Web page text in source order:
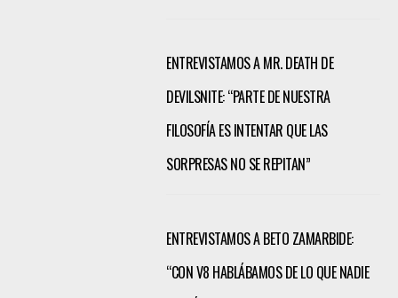
ENTREVISTAMOS A MR. DEATH DE
DEVILSNITE: “PARTE DE NUESTRA
FILOSOFÍA ES INTENTAR QUE LAS
SORPRESAS NO SE REPITAN”
ENTREVISTAMOS A BETO ZAMARBIDE:
“CON V8 HABLÁBAMOS DE LO QUE NADIE